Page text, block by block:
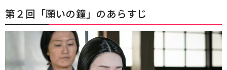
第２回「願いの鐘」のあらすじ